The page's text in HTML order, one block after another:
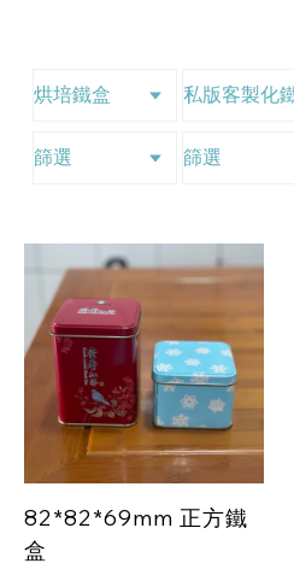
82*82*69mm 正方鐵
盒